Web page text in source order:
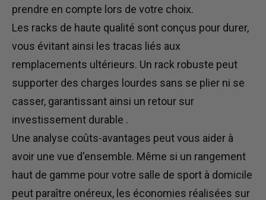
prendre en compte lors de votre choix.
Les racks de haute qualité sont conçus pour durer,
vous évitant ainsi les tracas liés aux
remplacements ultérieurs. Un rack robuste peut
supporter des charges lourdes sans se plier ni se
casser, garantissant ainsi un retour sur
investissement durable .
Une analyse coûts-avantages peut vous aider à
avoir une vue d'ensemble. Même si un rangement
haut de gamme pour votre salle de sport à domicile
peut paraître onéreux, les économies réalisées sur